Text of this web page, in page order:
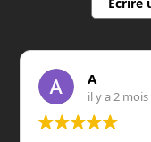
A
il y a 2 mois